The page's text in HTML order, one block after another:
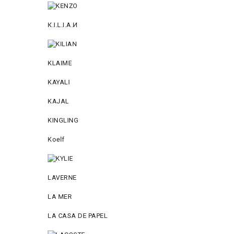
К.I.L.I.А.И
KLAIME
KAYALI
KAJAL
KINGLING
Koelf
LAVERNE
LA MER
LA CASA DE PAPEL